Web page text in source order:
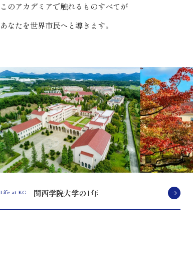
このアカデミアで触れるものすべてが
あなたを世界市民へと導きます。
Life at KG 関西学院大学の1年